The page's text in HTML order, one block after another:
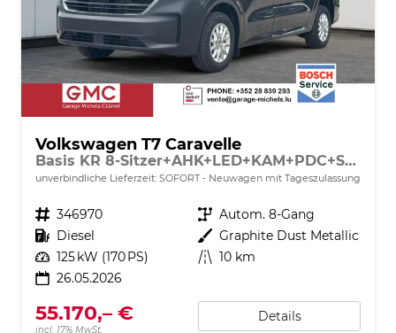
Volkswagen T7 Caravelle
Basis KR 8-Sitzer+AHK+LED+KAM+PDC+SHZ+ALU+GJR
unverbindliche Lieferzeit: SOFORT Neuwagen mit Tageszulassung
Fahrzeugnr. 346970 Getriebe Autom. 8-Gang
Kraftstoff Diesel Außenfarbe Graphite Dust Metallic
Leistung 125 kW (170 PS) Kilometerstand 10 km
26.05.2026
55.170,– €
incl. 17% MwSt.
Details